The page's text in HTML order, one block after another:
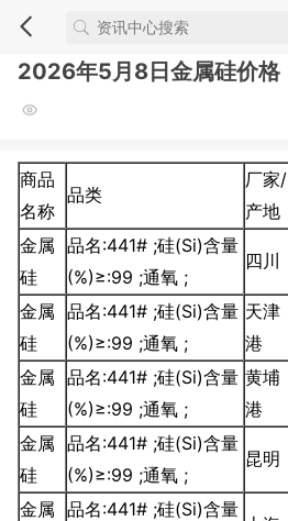
2026年5月8日金属硅价格
商品
名称
品类
厂家/
产地
金属
硅
品名:441# ;硅(Si)含量
(%)≥:99 ;通氧 ;
四川
金属
硅
品名:441# ;硅(Si)含量
(%)≥:99 ;通氧 ;
天津
港
金属
硅
品名:441# ;硅(Si)含量
(%)≥:99 ;通氧 ;
黄埔
港
金属
硅
品名:441# ;硅(Si)含量
(%)≥:99 ;通氧 ;
昆明
金属 品名:441# ;硅(Si)含量